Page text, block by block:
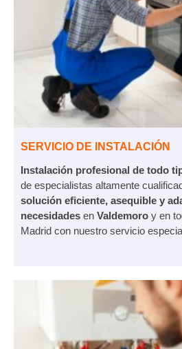
SERVICIO DE INSTALACIÓN
Instalación profesional de todo
de especialistas altamente
solución eficiente, asequible y
necesidades en Valdemoro y en
Madrid con nuestro servicio